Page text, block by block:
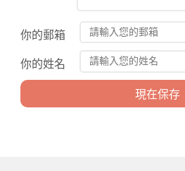
你的郵箱
你的姓名